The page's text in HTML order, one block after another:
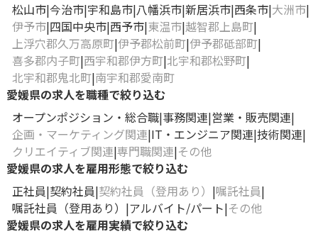
松山市 今治市 宇和島市 八幡浜市 新居浜市 西条市 大洲市
伊予市 四国中央市 西予市 東温市 越智郡上島町
上浮穴郡久万高原町 伊予郡松前町 伊予郡砥部町
喜多郡内子町 西宇和郡伊方町 北宇和郡松野町
北宇和郡鬼北町 南宇和郡愛南町
愛媛県の求人を職種で絞り込む
オープンポジション・総合職 事務関連 営業・販売関連
企画・マーケティング関連 IT・エンジニア関連 技術関連
クリエイティブ関連 専門職関連 その他
愛媛県の求人を雇用形態で絞り込む
正社員 契約社員 契約社員（登用あり）
嘱託社員
嘱託社員（登用あり）
アルバイト/パート その他
愛媛県の求人を雇用実績で絞り込む